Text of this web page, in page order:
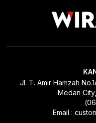
Jl. T. Amir Hamzah
Medan
Email :